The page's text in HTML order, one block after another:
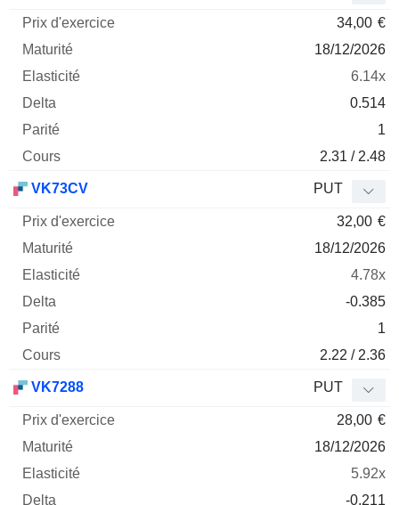
34,00 €
18/12/2026
6.14x
0.514
1
2.31 / 2.48
VK73CV PUT
32,00 €
18/12/2026
4.78x
-0.385
1
2.22 / 2.36
VK7288 PUT
28,00 €
18/12/2026
5.92x
-0.211